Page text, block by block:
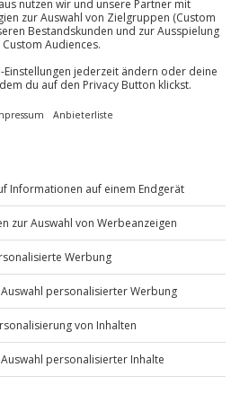
Vorteile.
700
schweizer.de/